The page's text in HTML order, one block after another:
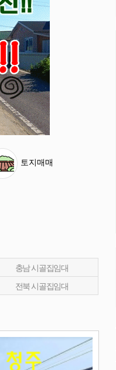
토지매매
충남 시골집임대
전북 시골집임대